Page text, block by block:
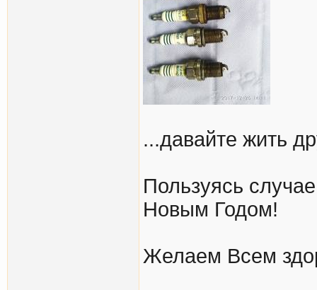
...давайте жить
Пользуясь
Новым Годом!
Желаем Всем